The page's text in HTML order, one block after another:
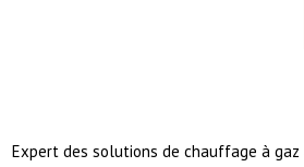
Expert des solutions de chauffage à gaz